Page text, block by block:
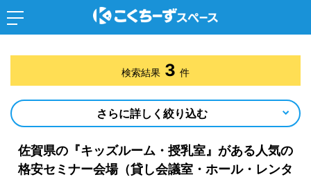
佐賀県の『キッズルーム・授乳室』がある人気の
格安セミナー会場（貸し会議室・ホール・レンタ
検索結果 3 件
さらに詳しく絞り込む